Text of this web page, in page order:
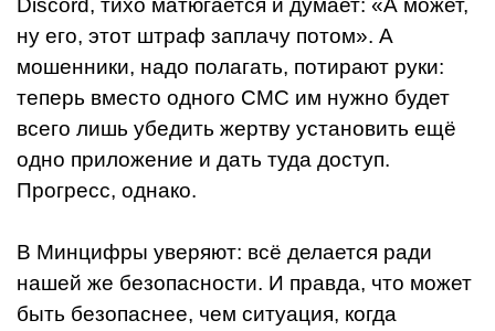
ну его, этот штраф заплачу потом». А
мошенники, надо полагать, потирают руки:
теперь вместо одного СМС им нужно будет
всего лишь убедить жертву установить ещё
одно приложение и дать туда доступ.
Прогресс, однако.
В Минцифры уверяют: всё делается ради
нашей же безопасности. И правда, что может
быть безопаснее, чем ситуация, когда